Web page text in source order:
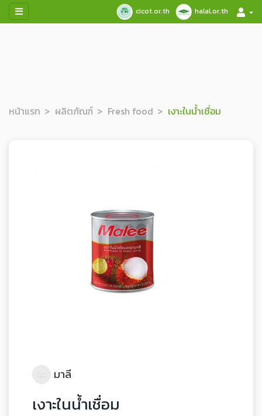
cicot.or.th halal.or.th
หน้าแรก ผลิตภัณฑ์ Fresh food เงาะในน้ำเชื่อม
มาลี
เงาะในน้ำเชื่อม